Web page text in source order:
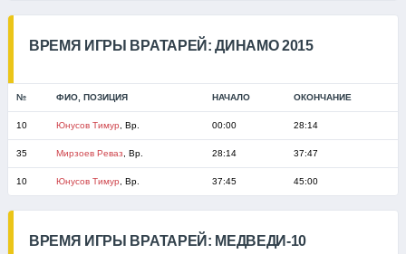
ВРЕМЯ ИГРЫ ВРАТАРЕЙ: ДИНАМО 2015
№ ФИО, ПОЗИЦИЯ НАЧАЛО ОКОНЧАНИЕ
10 Юнусов Тимур , Вр. 00:00 28:14
35 Мирзоев Реваз, Вр. 28:14 37:47
10 Юнусов Тимур , Вр. 37:45 45:00
ВРЕМЯ ИГРЫ ВРАТАРЕЙ: МЕДВЕДИ-10